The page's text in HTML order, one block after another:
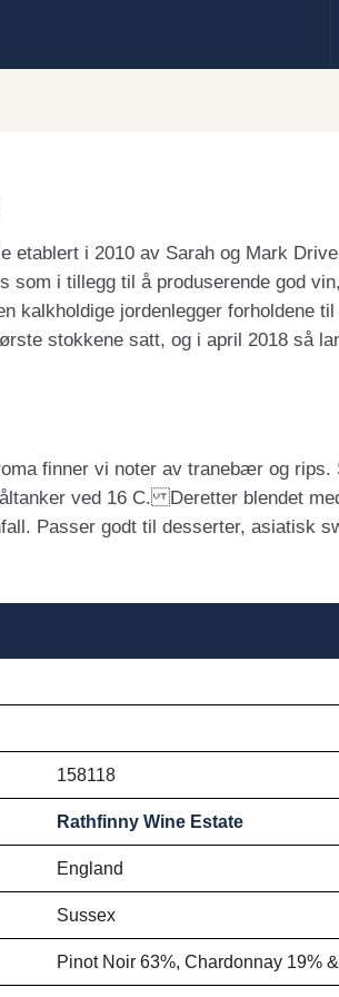
etablert i 2010 av Sarah og Mark
i tillegg til å produserende god
kalkholdige jordenlegger forholdene
stokkene satt, og i april 2018 så
finner vi noter av tranebær og rips.
ved 16 C. Deretter blendet
Passer godt til desserter, asiatisk
158118
Rathfinny Wine Estate
England
Sussex
Pinot Noir 63%, Chardonnay 19%